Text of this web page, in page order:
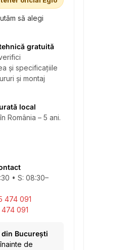
să alegi
gratuită
și specificațiile
și montaj
local
România – 5 ani.
• S: 08:30–
474 091
091
București
de